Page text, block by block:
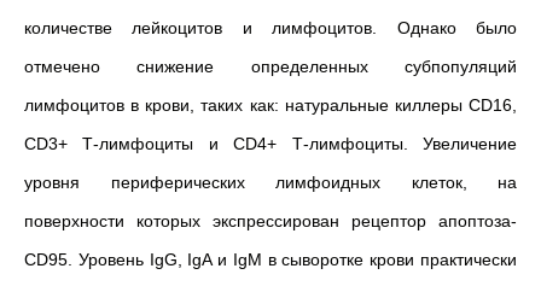
количестве лейкоцитов и лимфоцитов. Однако было
отмечено снижение определенных субпопуляций
лимфоцитов в крови, таких как: натуральные киллеры CD16,
CD3+ Т-лимфоциты и CD4+ Т-лимфоциты. Увеличение
уровня периферических лимфоидных клеток, на
поверхности которых экспрессирован рецептор апоптоза-
CD95. Уровень IgG, IgA и IgM в сыворотке крови практически